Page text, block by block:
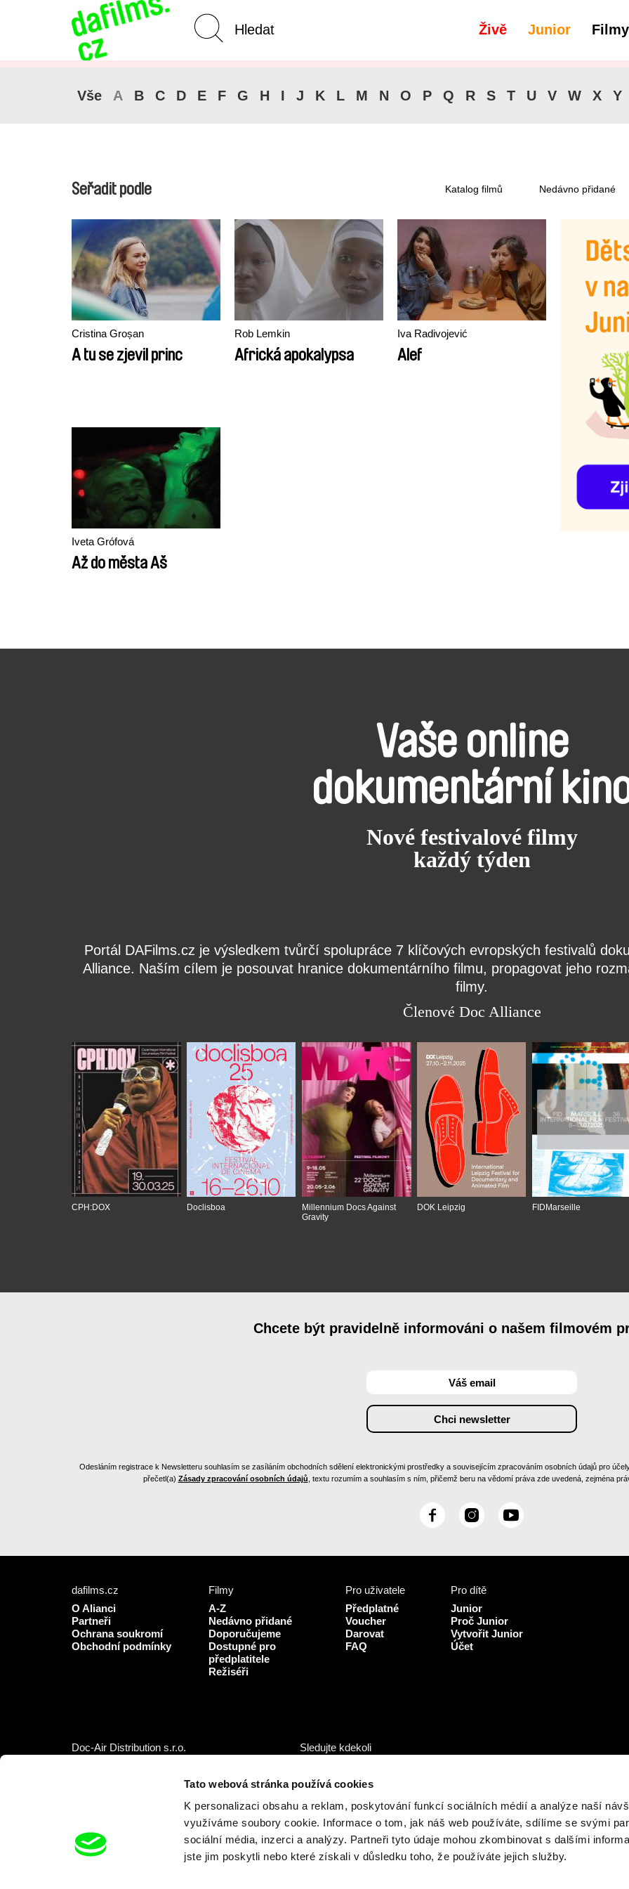
Tato webová stránka používá cookies
K personalizaci obsahu a reklam, poskytování funkcí sociálních médií a analýze naší
využíváme soubory cookie. Informace o tom, jak náš web používáte, sdílíme se svými
sociální média, inzerci a analýzy. Partneři tyto údaje mohou zkombinovat s dalšími
jste jim poskytli nebo které získali v důsledku toho, že používáte jejich služby.
Živě Junior Filmy
Pokročilé vyhledávání
Vše A B C D E F G H I J K L M N O P Q R S T U V W X Y
Seřadit podle Katalog filmů Nedávno přidané
Cristina Groșan
A tu se zjevil princ
Rob Lemkin
Africká apokalypsa
Iva Radivojević
Alef
Iveta Grófová
Až do města Aš
Vaše online
dokumentární
Nové festivalové filmy
každý týden
Portál DAFilms.cz je výsledkem tvůrčí spolupráce 7 klíčových evropských festivalů
Alliance. Naším cílem je posouvat hranice dokumentárního filmu, propagovat jeho
filmy.
Členové Doc Alliance
CPH:DOX Doclisboa
Millennium Docs Against
Gravity
DOK Leipzig FIDMarseille
Chcete být pravidelně informováni o našem filmovém
Odesláním registrace k Newsletteru souhlasím se zasíláním obchodních sdělení elektronickými prostředky a souvisejícím zpracováním osobních údajů pro
přečetl(a) Zásady zpracování osobních údajů , textu rozumím a souhlasím s ním, přičemž beru na vědomí práva zde uvedená, zejména
F
I
g
r
a
m
Y
dafilms.cz
O Alianci
Partneři
Ochrana soukromí
Obchodní podmínky
Filmy
A-Z
Nedávno přidané
Doporučujeme
Dostupné pro
předplatitele
Režiséři
Pro uživatele
Předplatné
Voucher
Darovat
FAQ
Pro dítě
Junior
Proč Junior
Vytvořit Junior
Účet
Doc-Air Distribution s.r.o.
IČO: 10981241, DIČ: CZ10981241
info@dafilms.com
Sledujte kdekoli